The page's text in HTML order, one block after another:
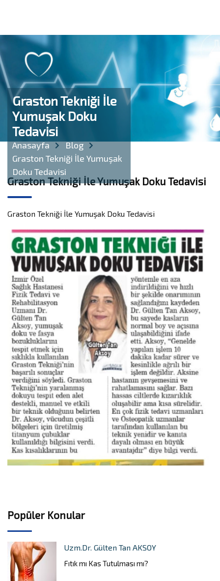
Graston Tekniği İle
Yumuşak Doku
Tedavisi
Anasayfa
Blog
Graston Tekniği İle Yumuşak
Doku Tedavisi
Graston Tekniği İle Yumuşak Doku Tedavisi
Graston Tekniği İle Yumuşak Doku Tedavisi
Popüler Konular
Uzm.Dr. Gülten Tan AKSOY
Fıtık mı Kas Tutulması mı?